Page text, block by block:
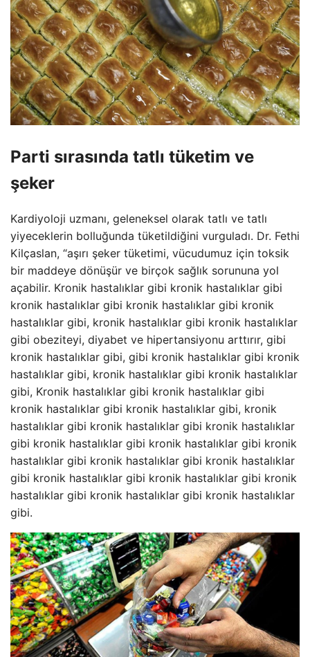
Parti sırasında tatlı tüketim ve
şeker
Kardiyoloji uzmanı, geleneksel olarak tatlı ve tatlı
yiyeceklerin bolluğunda tüketildiğini vurguladı. Dr. Fethi
Kilçaslan, “aşırı şeker tüketimi, vücudumuz için toksik
bir maddeye dönüşür ve birçok sağlık sorununa yol
açabilir. Kronik hastalıklar gibi kronik hastalıklar gibi
kronik hastalıklar gibi kronik hastalıklar gibi kronik
hastalıklar gibi, kronik hastalıklar gibi kronik hastalıklar
gibi obeziteyi, diyabet ve hipertansiyonu arttırır, gibi
kronik hastalıklar gibi, gibi kronik hastalıklar gibi kronik
hastalıklar gibi, kronik hastalıklar gibi kronik hastalıklar
gibi, Kronik hastalıklar gibi kronik hastalıklar gibi
kronik hastalıklar gibi kronik hastalıklar gibi, kronik
hastalıklar gibi kronik hastalıklar gibi kronik hastalıklar
gibi kronik hastalıklar gibi kronik hastalıklar gibi kronik
hastalıklar gibi kronik hastalıklar gibi kronik hastalıklar
gibi kronik hastalıklar gibi kronik hastalıklar gibi kronik
hastalıklar gibi kronik hastalıklar gibi kronik hastalıklar
gibi.